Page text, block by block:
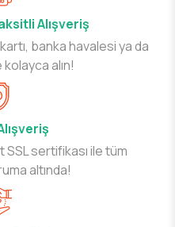
Alışveriş
banka havalesi ya da
alın!
sertifikası ile tüm
altında!